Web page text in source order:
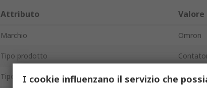
Attributo Valore
Marchio Omron
Tipo prodotto
Tipo display LCD
I cookie influenzano il servizio che